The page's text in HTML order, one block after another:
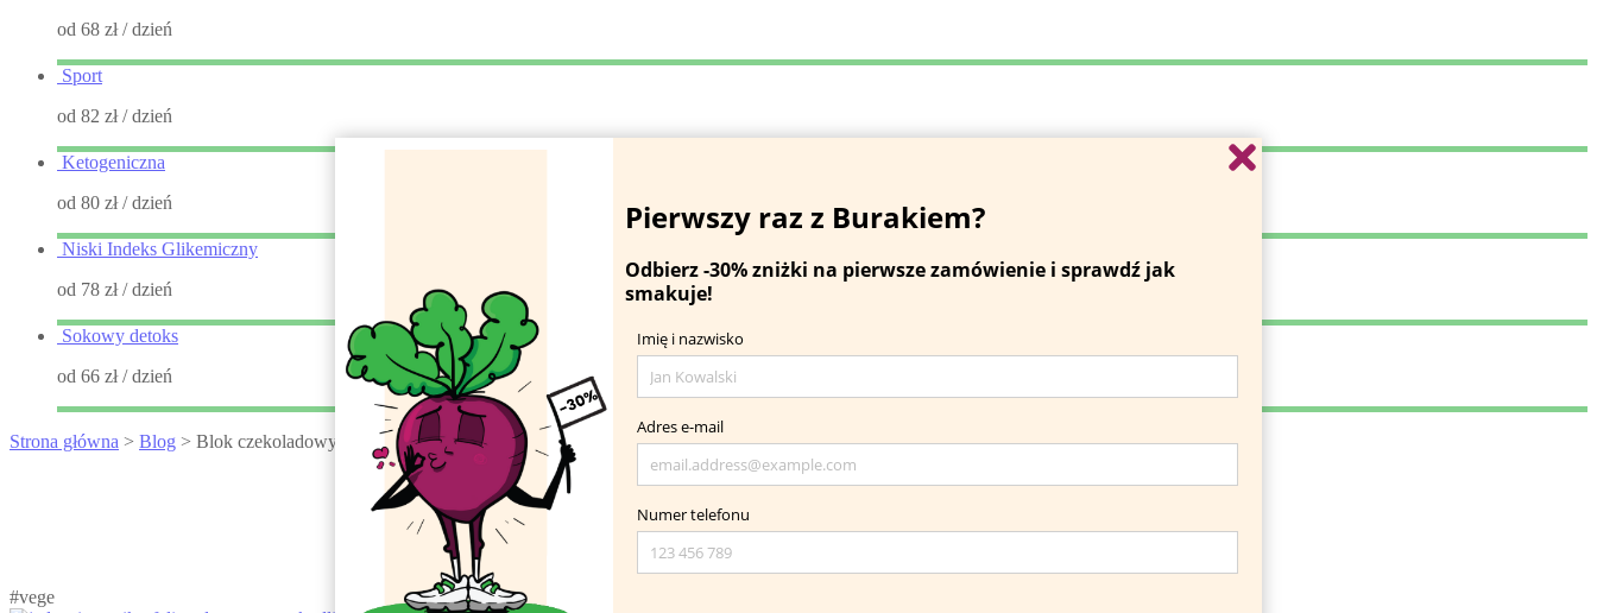
od 68 zł/ dzień
Sport
od 82 zł/ dzień
Ketogeniczna
od 80 zł/ dzień
Niski Indeks Glikemiczny
od 78 zł/ dzień
Sokowy detoks
od 66 zł/ dzień
Strona główna > Blog > Blok czekoladowy z białej czekolady z żurawiną i pistacjami
#vege